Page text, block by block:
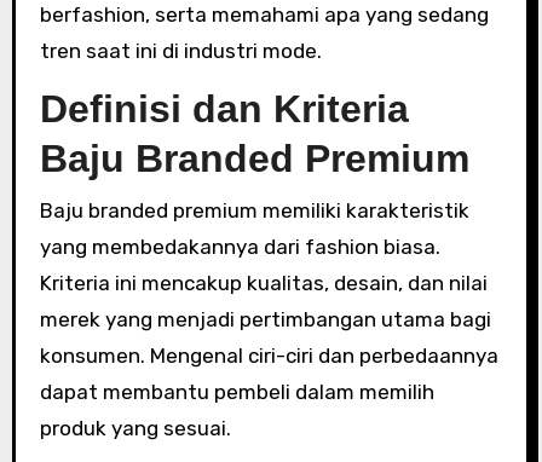
berfashion, serta memahami apa yang sedang
tren saat ini di industri mode.
Definisi dan Kriteria
Baju Branded Premium
Baju branded premium memiliki karakteristik
yang membedakannya dari fashion biasa.
Kriteria ini mencakup kualitas, desain, dan nilai
merek yang menjadi pertimbangan utama bagi
konsumen. Mengenal ciri-ciri dan perbedaannya
dapat membantu pembeli dalam memilih
produk yang sesuai.